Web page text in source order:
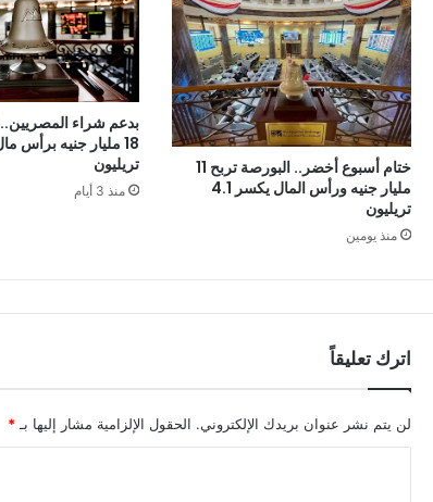
ختام أسبوع أخضر.. البورصة تربح 11
مليار جنيه ورأس المال يكسر 4.1
تريليون
منذ يومين
بدعم شراء المصريين..
تريليون
منذ 3 أيام
اترك تعليقاً
لن يتم نشر عنوان بريدك الإلكتروني. الحقول الإلزامية مشار إليها بـ *